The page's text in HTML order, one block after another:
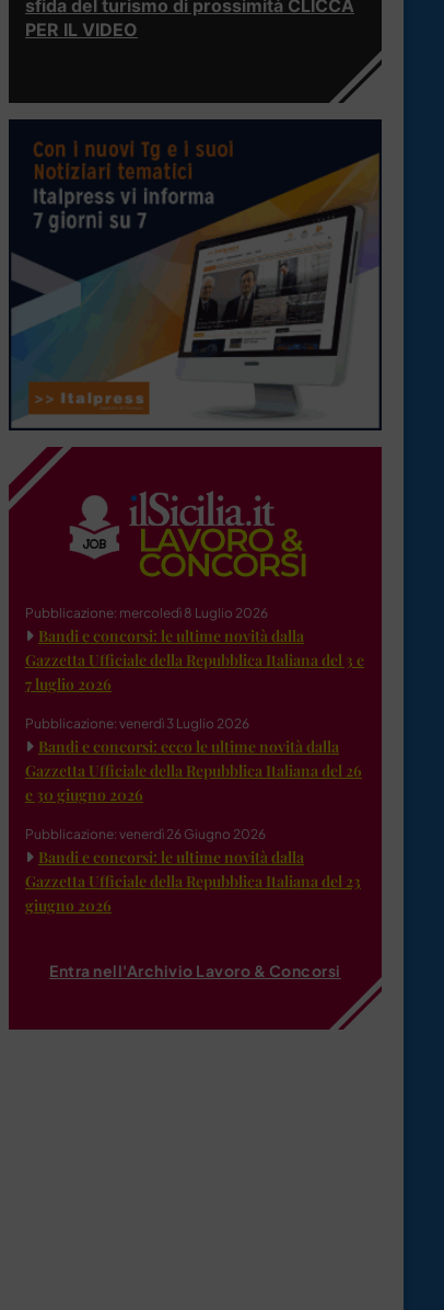
sfida del turismo di prossimità CLICCA
PER IL VIDEO
Pubblicazione: mercoledì 8 Luglio 2026
Bandi e concorsi: le ultime novità dalla
Gazzetta Ufficiale della Repubblica Italiana del 3 e
7 luglio 2026
Pubblicazione: venerdì 3 Luglio 2026
Bandi e concorsi: ecco le ultime novità dalla
Gazzetta Ufficiale della Repubblica Italiana del 26
e 30 giugno 2026
Pubblicazione: venerdì 26 Giugno 2026
Bandi e concorsi: le ultime novità dalla
Gazzetta Ufficiale della Repubblica Italiana del 23
giugno 2026
Entra nell'Archivio Lavoro & Concorsi